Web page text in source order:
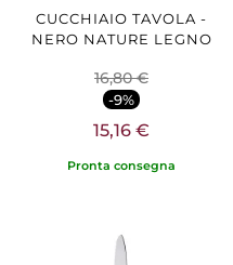
CUCCHIAIO TAVOLA -
NERO NATURE LEGNO
16,80 €
-9%
15,16 €
Pronta consegna